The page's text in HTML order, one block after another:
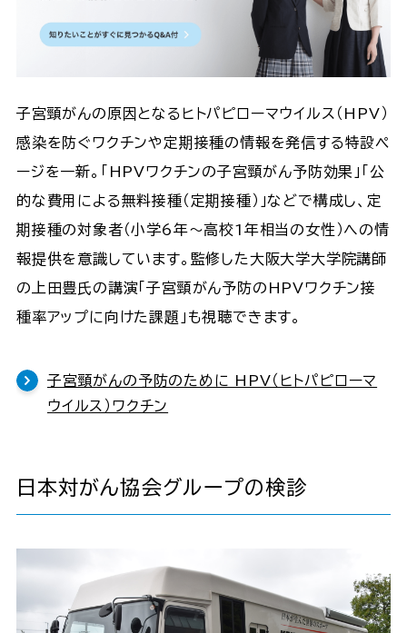
子宮頸がんの原因となるヒトパピローマウイルス（HPV）
感染を防ぐワクチンや定期接種の情報を発信する特設ペ
ージを一新。「HPVワクチンの子宮頸がん予防効果」「公
的な費用による無料接種（定期接種）」などで構成し、定
期接種の対象者（小学6年～高校1年相当の女性）への情
報提供を意識しています。監修した大阪大学大学院講師
の上田豊氏の講演「子宮頸がん予防のHPVワクチン接
種率アップに向けた課題」も視聴できます。
子宮頸がんの予防のために HPV（ヒトパピローマ
ウイルス）ワクチン
日本対がん協会グループの検診